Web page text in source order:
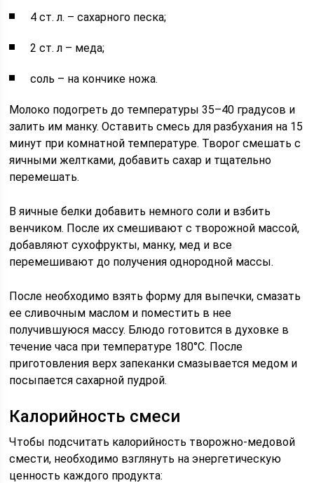
4 ст. л. – сахарного песка;
2 ст. л – меда;
соль – на кончике ножа.
Молоко подогреть до температуры 35–40 градусов и
залить им манку. Оставить смесь для разбухания на 15
минут при комнатной температуре. Творог смешать с
яичными желтками, добавить сахар и тщательно
перемешать.
В яичные белки добавить немного соли и взбить
венчиком. После их смешивают с творожной массой,
добавляют сухофрукты, манку, мед и все
перемешивают до получения однородной массы.
После необходимо взять форму для выпечки, смазать
ее сливочным маслом и поместить в нее
получившуюся массу. Блюдо готовится в духовке в
течение часа при температуре 180°C. После
приготовления верх запеканки смазывается медом и
посыпается сахарной пудрой.
Калорийность смеси
Чтобы подсчитать калорийность творожно-медовой
смести, необходимо взглянуть на энергетическую
ценность каждого продукта: